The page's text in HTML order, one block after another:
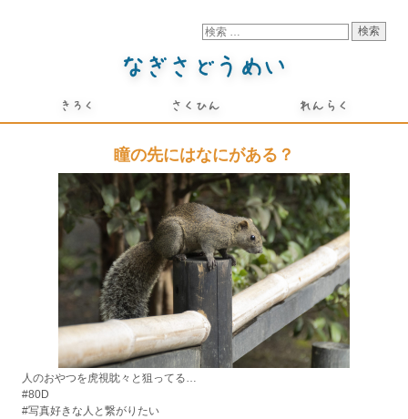
瞳の先にはなにがある？
人のおやつを虎視眈々と狙ってる…
#80D
#写真好きな人と繋がりたい